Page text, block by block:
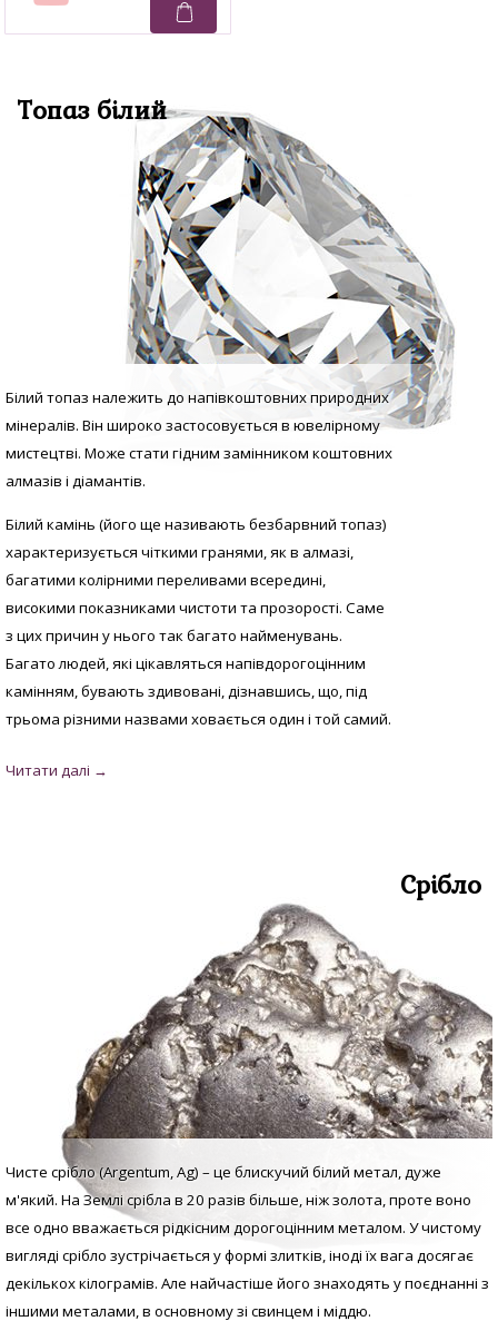
Топаз білий
Білий топаз належить до напівкоштовних природних
мінералів. Він широко застосовується в ювелірному
мистецтві. Може стати гідним замінником коштовних
алмазів і діамантів.
Білий камінь (його ще називають безбарвний топаз)
характеризується чіткими гранями, як в алмазі,
багатими колірними переливами всередині,
високими показниками чистоти та прозорості. Саме
з цих причин у нього так багато найменувань.
Багато людей, які цікавляться напівдорогоцінним
камінням, бувають здивовані, дізнавшись, що, під
трьома різними назвами ховається один і той самий.
Срібло
Чисте срібло (Argentum, Аg) – це блискучий білий метал, дуже
м'який. На Землі срібла в 20 разів більше, ніж золота, проте воно
все одно вважається рідкісним дорогоцінним металом. Учистому
вигляді срібло зустрічається у формі злитків, іноді їх вага досягає
декількох кілограмів. Але найчастіше його знаходять у поєднанні з
іншими металами, в основному зі свинцем і міддю.